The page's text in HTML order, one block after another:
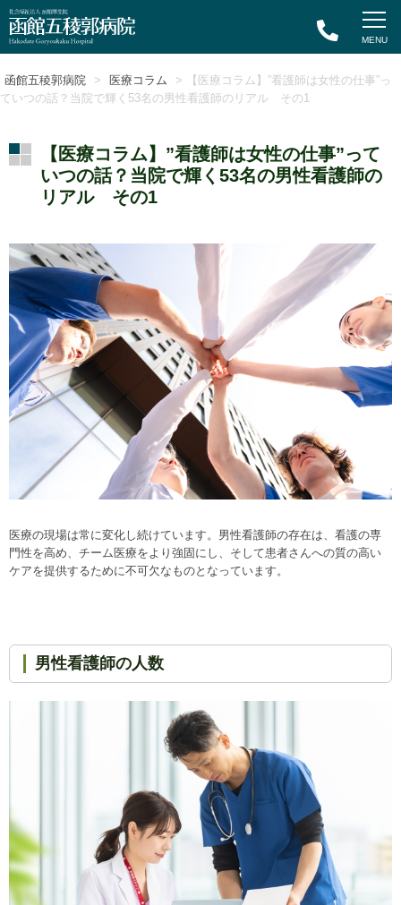
函館五稜郭病院 > 医療コラム
> 【医療コラム】”看護師は女性の仕事”っ
ていつの話？当院で輝く53名の男性看護師のリアル その1
【医療コラム】”看護師は女性の仕事”って
いつの話？当院で輝く53名の男性看護師の
リアル その1
医療の現場は常に変化し続けています。男性看護師の存在は、看護の専
門性を高め、チーム医療をより強固にし、そして患者さんへの質の高い
ケアを提供するために不可欠なものとなっています。
男性看護師の人数